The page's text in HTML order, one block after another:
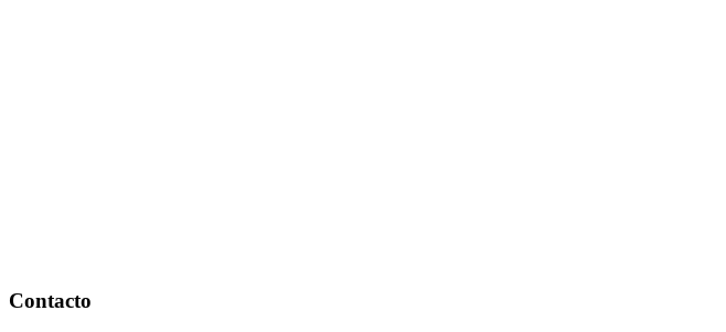
Footer
Contacto